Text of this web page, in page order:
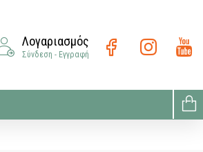
Λογαριασμός
Σύνδεση - Εγγραφή